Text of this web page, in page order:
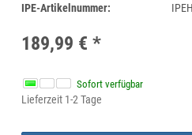
IPE-Artikelnummer:
189,99 €*
Sofort verfügbar
Lieferzeit 1-2 Tage